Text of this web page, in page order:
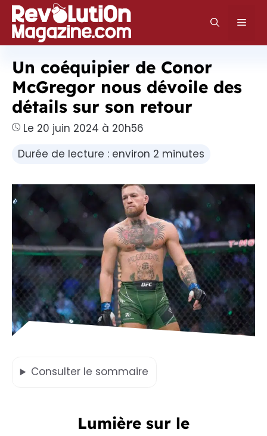
Aller
au
contenu
Un coéquipier de Conor
McGregor nous dévoile des
détails sur son retour
Le 20 juin 2024 à 20h56
Durée de lecture : environ 2 minutes
Consulter le sommaire
Lumière sur le